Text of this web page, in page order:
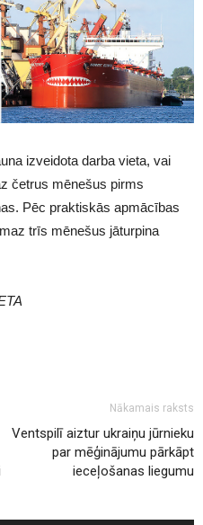
izveidota darba vieta, vai
četrus mēnešus pirms
Pēc praktiskās apmācības
trīs mēnešus jāturpina
Nākamais raksts
Ventspilī aiztur ukraiņu jūrnieku
par mēģinājumu pārkāpt
ieceļošanas liegumu